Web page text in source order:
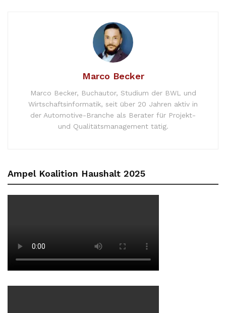
Marco Becker
Marco Becker, Buchautor, Studium der BWL und
Wirtschaftsinformatik, seit über 20 Jahren aktiv in
der Automotive-Branche als Berater für Projekt-
und Qualitätsmanagement tätig.
Ampel Koalition Haushalt 2025